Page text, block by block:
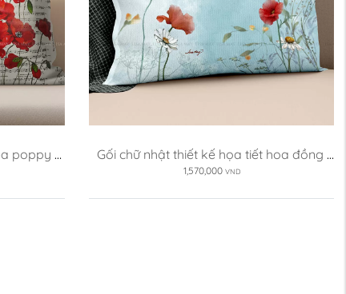
poppy
Gối chữ nhật thiết kế họa tiết hoa đồng
nội ...
1,570,000 VND